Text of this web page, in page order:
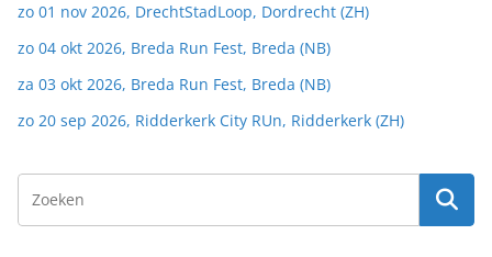
zo 01 nov 2026, DrechtStadLoop, Dordrecht (ZH)
zo 04 okt 2026, Breda Run Fest, Breda (NB)
za 03 okt 2026, Breda Run Fest, Breda (NB)
zo 20 sep 2026, Ridderkerk City RUn, Ridderkerk (ZH)